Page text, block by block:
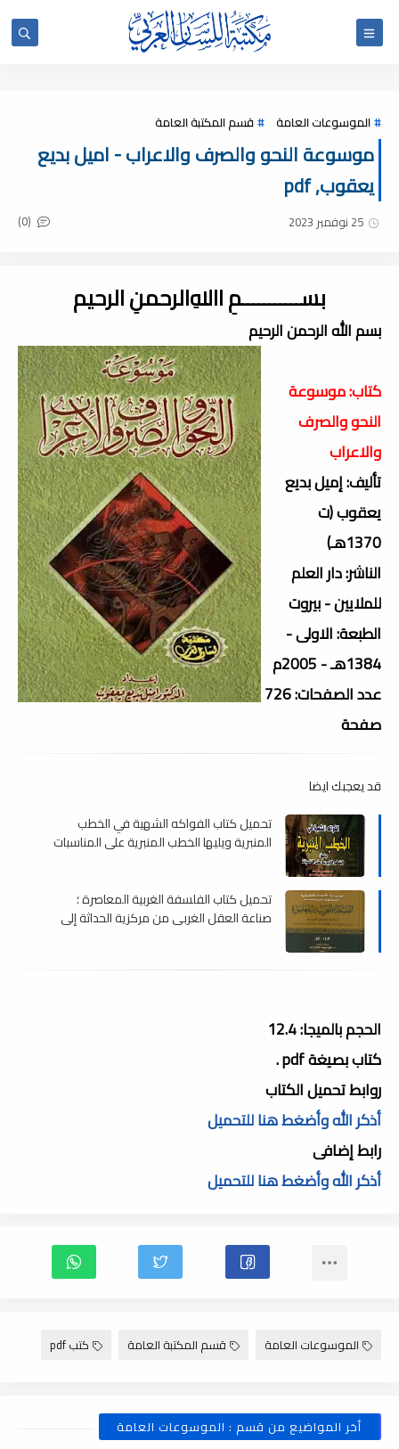
الموسوعات العامة قسم المكتبة العامة
موسوعة النحو والصرف والاعراب - اميل بديع
يعقوب, pdf
25 نوفمبر 2023 (0)
بســـــــــــمِ اﷲِالرحمنِ الرحيم
بسم الله الرحمن الرحيم
كتاب: موسوعة
النحو والصرف
والاعراب
تأليف: إميل بديع
يعقوب (ت
1370هـ)
الناشر: دار العلم
للملايين - بيروت
الطبعة: الاولى -
1384هـ - 2005م
عدد الصفحات: 726
صفحة
قد يعجبك ايضا
تحميل كتاب الفواكه الشهية في الخطب
المنبرية ويليها الخطب المنبرية على المناسبات
تحميل كتاب الفلسفة الغربية المعاصرة ؛
صناعة العقل الغربي من مركزية الحداثة إلى
الحجم بالميجا: 12.4
كتاب بصيغة pdf .
روابط تحميل الكتاب
أذكر الله وأضغط هنا للتحميل
رابط إضافى
أذكر الله وأضغط هنا للتحميل
الموسوعات العامة قسم المكتبة العامة كتب pdf
أخر المواضيع من قسم : الموسوعات العامة